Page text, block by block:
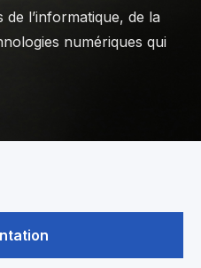
l’informatique, de la
numériques qui